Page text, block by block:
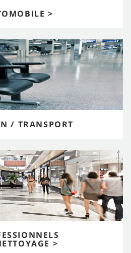
>
/ TRANSPORT
>